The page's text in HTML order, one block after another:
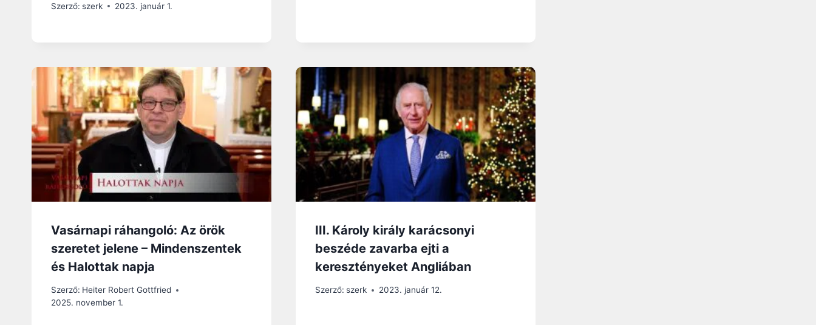
Szerző: szerk 2023. január 1.
Vasárnapi ráhangoló: Az örök
szeretet jelene – Mindenszentek
és Halottak napja
Szerző: Heiter Robert Gottfried
2025. november 1.
III. Károly király karácsonyi
beszéde zavarba ejti a
keresztényeket Angliában
Szerző: szerk 2023. január 12.